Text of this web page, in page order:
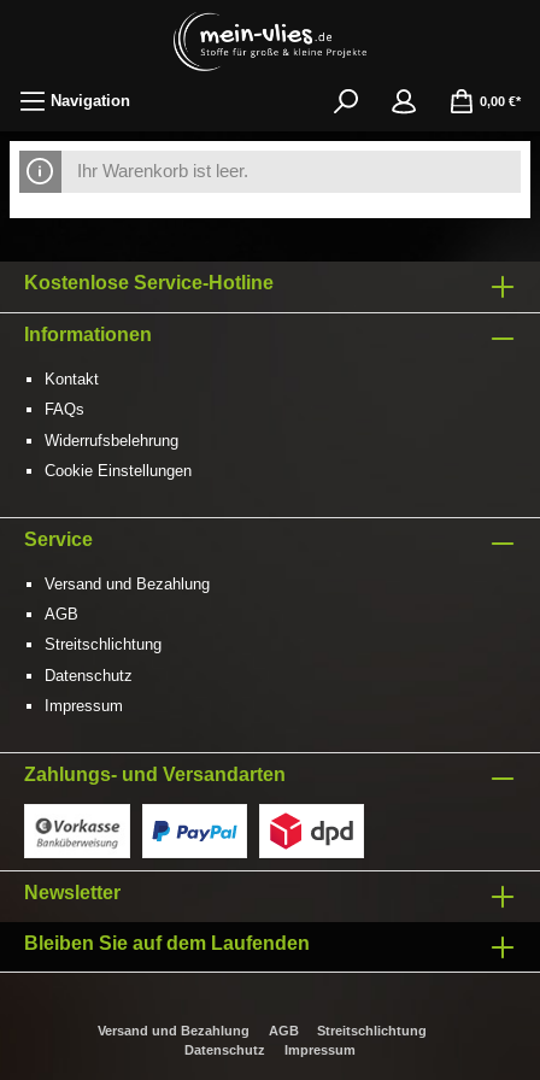
Navigation 0,00 €*
Ihr Warenkorb ist leer.
Kostenlose Service-Hotline
Informationen
Kontakt
FAQs
Widerrufsbelehrung
Cookie Einstellungen
Service
Versand und Bezahlung
AGB
Streitschlichtung
Datenschutz
Impressum
Zahlungs- und Versandarten
Newsletter
Bleiben Sie auf dem Laufenden
Versand und Bezahlung AGB
Streitschlichtung
Datenschutz
Impressum